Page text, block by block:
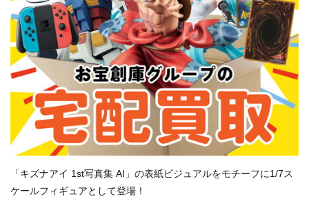
「キズナアイ 1st写真集 AI」の表紙ビジュアルをモチーフに1/7ス
ケールフィギュアとして登場！